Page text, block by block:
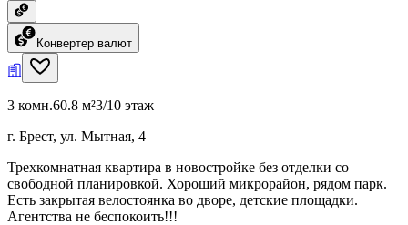
Конвертер валют
3 комн.60.8 м²3/10 этаж
г. Брест, ул. Мытная, 4
Трехкомнатная квартира в новостройке без отделки со
свободной планировкой. Хороший микрорайон, рядом парк.
Есть закрытая велостоянка во дворе, детские площадки.
Агентства не беспокоить!!!